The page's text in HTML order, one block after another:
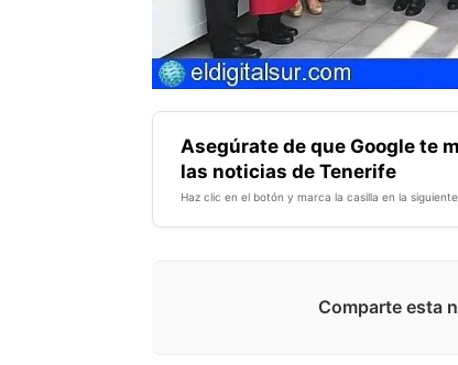
Asegúrate de que Google te
las noticias de Tenerife
Haz clic en el botón y marca la casilla en la
Comparte esta